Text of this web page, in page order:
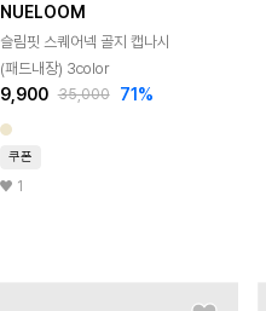
NUELOOM
슬림핏 스퀘어넥 골지 캡나시
(패드내장) 3color
9,900 35,000 71 %
쿠폰
1